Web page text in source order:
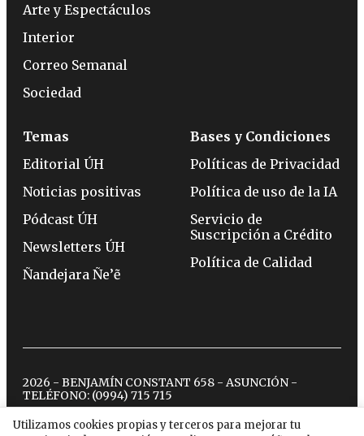
Utilizamos cookies propias y terceros para mejorar tu
Arte y Espectáculos
Interior
Correo Semanal
Sociedad
Temas
Editorial ÚH
Noticias positivas
Pódcast ÚH
Newsletters ÚH
Ñandejara Ñe’ẽ
Bases y Condiciones
Políticas de Privacidad
Política de uso de la IA
Servicio de
Suscripción a Crédito
Política de Calidad
2026 - BENJAMÍN CONSTANT 658 - ASUNCIÓN -
TELÉFONO: (0994) 715 715